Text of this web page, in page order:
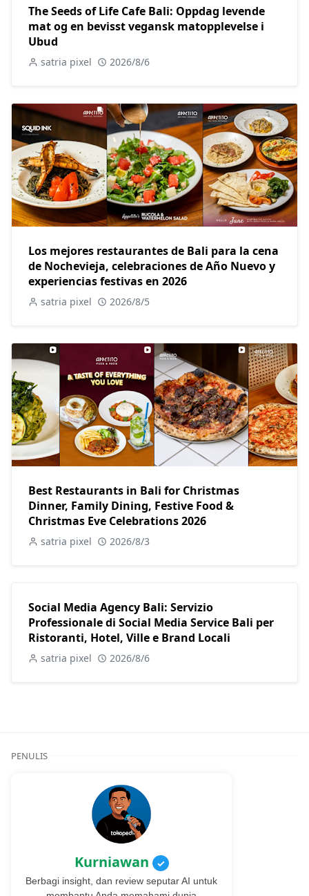
The Seeds of Life Cafe Bali: Oppdag levende
mat og en bevisst vegansk matopplevelse i
Ubud
satria pixel 2026/8/6
Los mejores restaurantes de Bali para la cena
de Nochevieja, celebraciones de Año Nuevo y
experiencias festivas en 2026
satria pixel 2026/8/5
Best Restaurants in Bali for Christmas
Dinner, Family Dining, Festive Food &
Christmas Eve Celebrations 2026
satria pixel 2026/8/3
Social Media Agency Bali: Servizio
Professionale di Social Media Service Bali per
Ristoranti, Hotel, Ville e Brand Locali
satria pixel 2026/8/6
PENULIS
Kurniawan ✓
Berbagi insight, dan review seputar AI untuk